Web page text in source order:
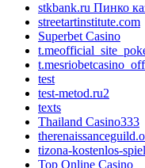
stkbank.ru Пинко
streetartinstitute.com
Superbet Casino
test
test-metod.ru2
texts
Thailand Casino333
tizona-kostenlos-
Top Online Casino